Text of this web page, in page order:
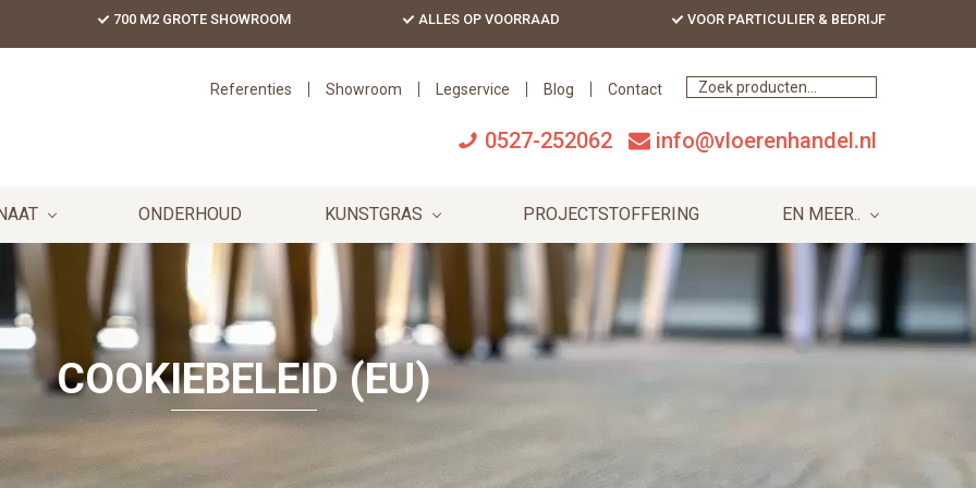
700 M2 GROTE SHOWROOM ALLES OP VOORRAAD VOOR PARTICULIER & BEDRIJF
Referenties Showroom Legservice Blog Contact
0527-252062 info@vloerenhandel.nl
ONDERHOUD KUNSTGRAS PROJECTSTOFFERING EN MEER..
COOKIEBELEID (EU)